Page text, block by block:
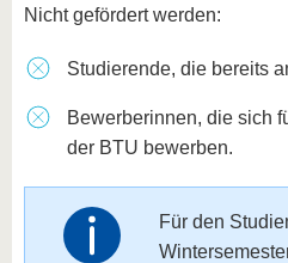
Nicht gefördert werden:
Studierende, die bereits
Bewerberinnen, die sich
der BTU bewerben.
Für den